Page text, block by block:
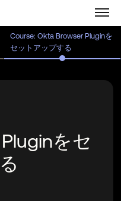
Course: Okta Browser Pluginを
セットアップする
をセ